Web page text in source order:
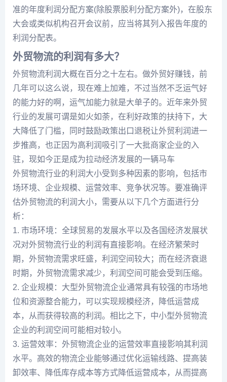
准的年度利润分配方案(除股票股利分配方案外)，在股东
大会或类似机构召开会议前，应当将其列入报告年度的
利润分配表。
外贸物流的利润有多大？
外贸物流利润大概在百分之十左右。做外贸好赚钱，前
几年可以这么说，现在难上加难，不过当然不乏运气好
的能力好的啊，运气加能力就是大单子的。近年来外贸
行业的发展可谓是如火如荼，在利好政策的扶持下，大
大降低了门槛，同时鼓励政策出口退税让外贸利润进一
步推高，也正因为高利润吸引了一大批商家企业的入
驻，现如今正是成为拉动经济发展的一辆马车
外贸物流行业的利润大小受到多种因素的影响，包括市
场环境、企业规模、运营效率、竞争状况等。要准确评
估外贸物流的利润大小，需要从以下几个方面进行分
析：
1. 市场环境：全球贸易的发展水平以及各国经济发展状
况对外贸物流行业的利润有直接影响。在经济繁荣时
期，外贸物流需求旺盛，利润空间较大；而在经济衰退
时期，外贸物流需求减少，利润空间可能会受到压缩。
2. 企业规模：大型外贸物流企业通常具有较强的市场地
位和资源整合能力，可以实现规模经济，降低运营成
本，从而获得较高的利润。相比之下，中小型外贸物流
企业的利润空间可能相对较小。
3. 运营效率：外贸物流企业的运营效率直接影响其利润
水平。高效的物流企业能够通过优化运输线路、提高装
卸效率、降低库存成本等方式降低运营成本，从而提高